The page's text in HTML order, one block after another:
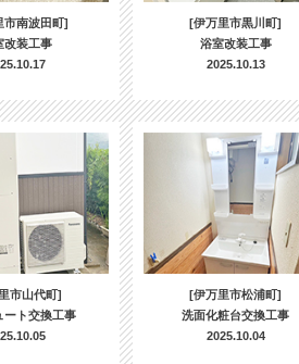
市南波田町]
改装工事
[伊万里市黒川町]
浴室改装工事
2025.10.13
市山代町]
ート交換工事
[伊万里市松浦町]
洗面化粧台交換工事
2025.10.04